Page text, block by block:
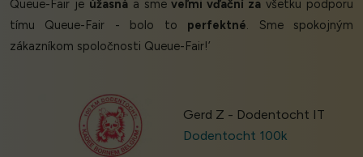
Queue-Fair je úžasnáa smeveľmi vďační za všetku podporu
tímu Queue-Fair - bolo to perfektné. Sme spokojným
zákazníkom spoločnosti Queue-Fair!’
Gerd Z - Dodentocht IT
Dodentocht 100k